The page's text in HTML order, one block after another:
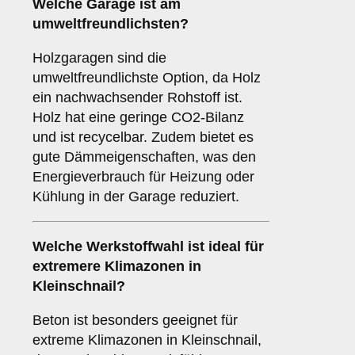
Welche Garage ist am
umweltfreundlichsten?
Holzgaragen sind die
umweltfreundlichste Option, da Holz
ein nachwachsender Rohstoff ist.
Holz hat eine geringe CO2-Bilanz
und ist recycelbar. Zudem bietet es
gute Dämmeigenschaften, was den
Energieverbrauch für Heizung oder
Kühlung in der Garage reduziert.
Welche Werkstoffwahl ist ideal für
extremere Klimazonen in
Kleinschnail?
Beton ist besonders geeignet für
extreme Klimazonen in Kleinschnail,